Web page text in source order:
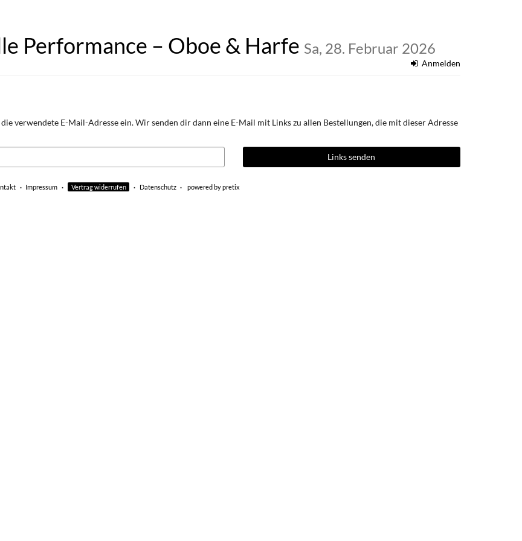
Performance – Oboe & Harfe Sa, 28. Februar 2026
Anmelden
verwendete E-Mail-Adresse ein. Wir senden dir dann eine E-Mail mit Links zu allen Bestellungen, die mit dieser Adresse
Links senden
Impressum Vertrag widerrufen Datenschutz powered by pretix